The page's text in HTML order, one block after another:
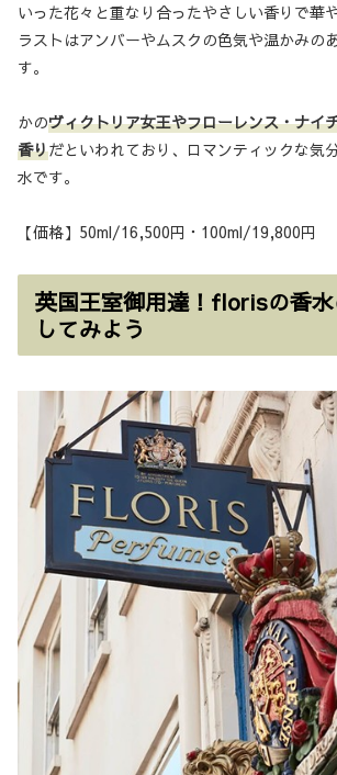
いった花々と重なり合ったやさしい香りで華や
ラストはアンバーやムスクの色気や温かみの
す。
かのヴィクトリア女王やフローレンス・ナイ
香りだといわれており、ロマンティックな気
水です。
【価格】50ml/16,500円・100ml/19,800円
英国王室御用達！florisの香
してみよう